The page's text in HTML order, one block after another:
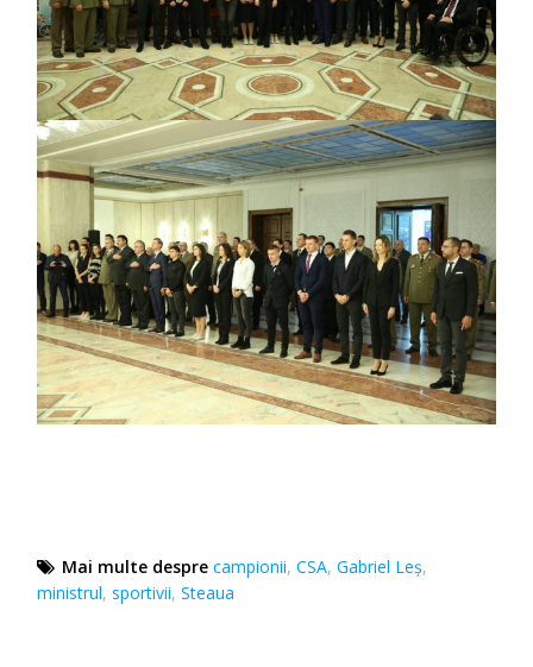
Mai multe despre campionii,CSA,Gabriel Leş,
ministrul,sportivii,Steaua